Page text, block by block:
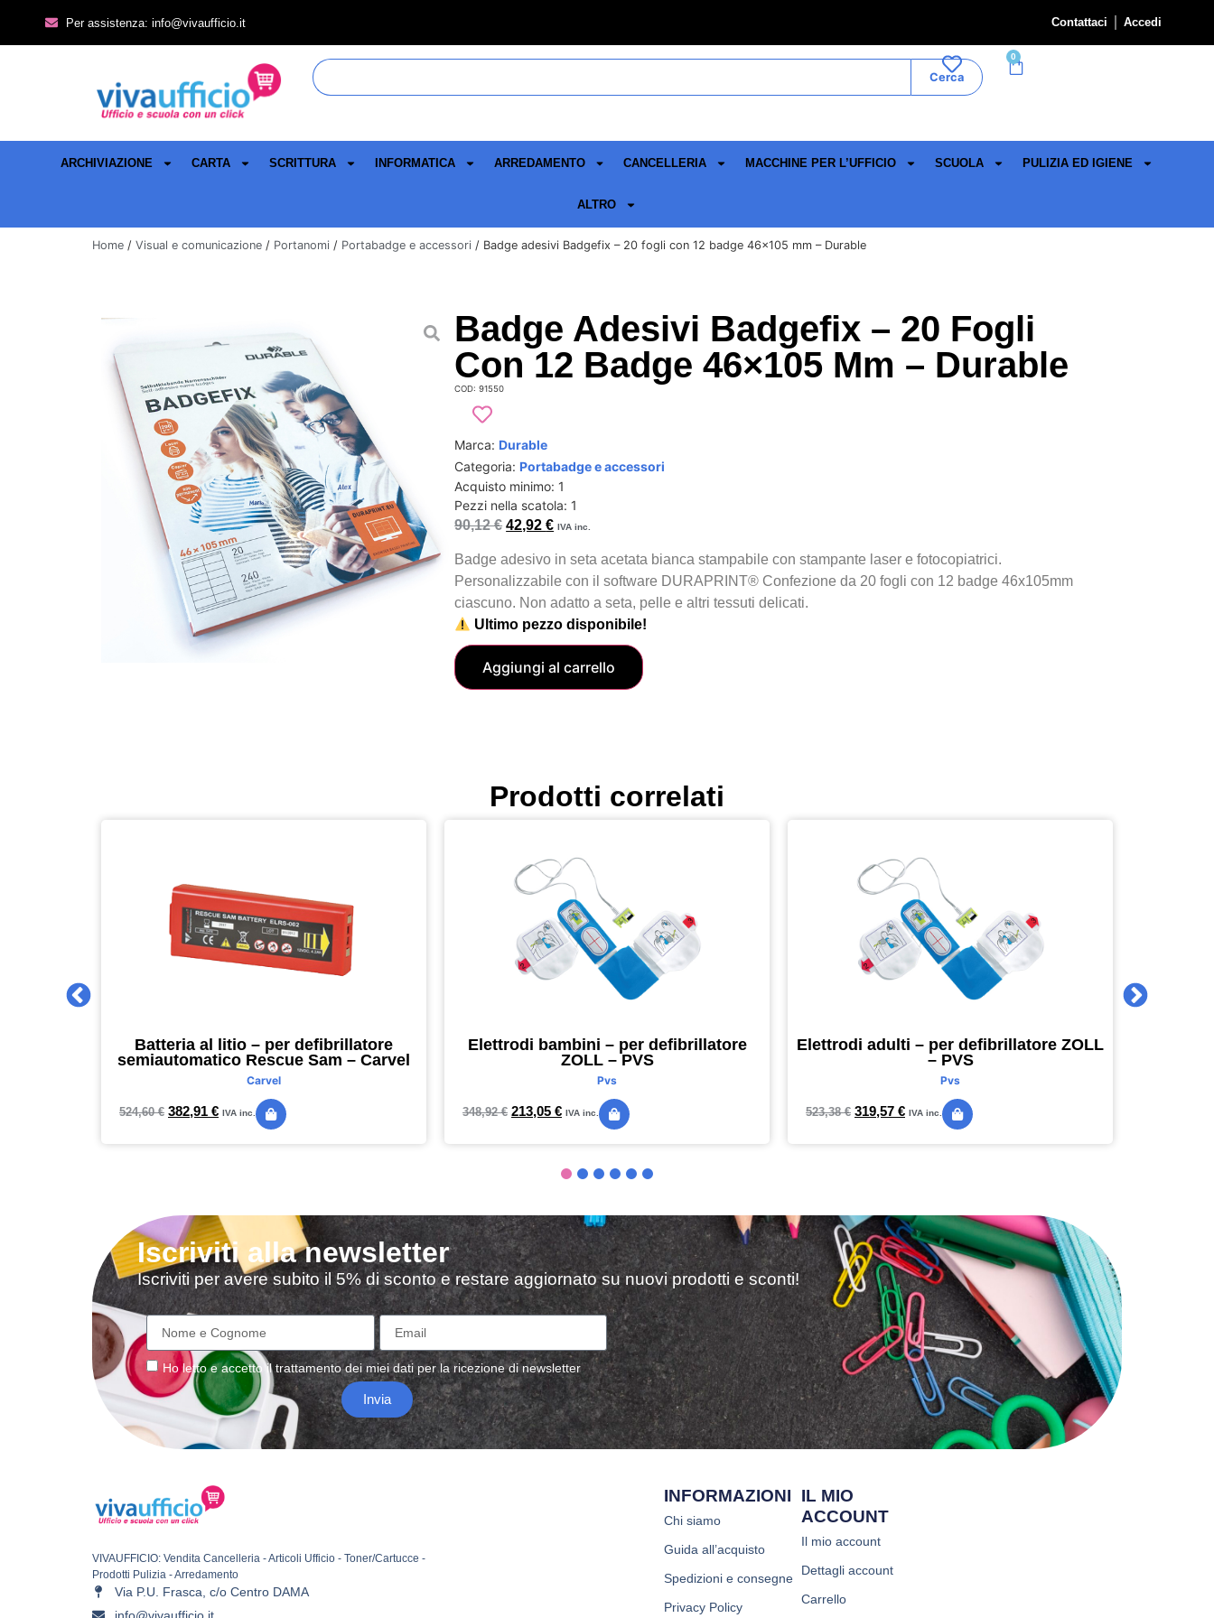
Per assistenza: info@vivaufficio.it Contattaci Accedi
Cerca
0
ARCHIVIAZIONE CARTA SCRITTURA INFORMATICA ARREDAMENTO CANCELLERIA MACCHINE PER L’UFFICIO SCUOLA PULIZIA ED IGIENE
ALTRO
Home / Visual e comunicazione / Portanomi / Portabadge e accessori / Badge adesivi Badgefix – 20 fogli con 12 badge 46×105 mm – Durable
Badge Adesivi Badgefix – 20 Fogli
Con 12 Badge 46×105 Mm – Durable
COD: 91550
Marca:Durable
Categoria:Portabadge e accessori
Acquisto minimo: 1
Pezzi nella scatola: 1
90,12€ 42,92€ IVA inc.
Badge adesivo in seta acetata bianca stampabile con stampante laser e fotocopiatrici.
Personalizzabile con il software DURAPRINT® Confezione da 20 fogli con 12 badge 46x105mm
ciascuno. Non adatto a seta, pelle e altri tessuti delicati.
Ultimo pezzo disponibile!
Aggiungi al carrello
Prodotti correlati
Batteria al litio – per defibrillatore
semiautomatico Rescue Sam – Carvel
Carvel
524,60€ 382,91 € IVA inc.
Elettrodi bambini – per defibrillatore
ZOLL – PVS
Pvs
348,92€ 213,05 € IVA inc.
Elettrodi adulti – per defibrillatore ZOLL
– PVS
Pvs
523,38€ 319,57 € IVA inc.
Iscriviti alla newsletter
Iscriviti per avere subito il 5% di sconto e restare aggiornato su nuovi prodotti e sconti!
Ho letto e accetto iltrattamentodei miei dati per la ricezione di newsletter
Invia
VIVAUFFICIO: Vendita Cancelleria - Articoli Ufficio - Toner/Cartucce -
Prodotti Pulizia - Arredamento
Via P.U. Frasca, c/o Centro DAMA
INFORMAZIONI
Chi siamo
Guida all’acquisto
Spedizioni e consegne
Privacy Policy
IL MIO
ACCOUNT
Il mio account
Dettagli account
Carrello